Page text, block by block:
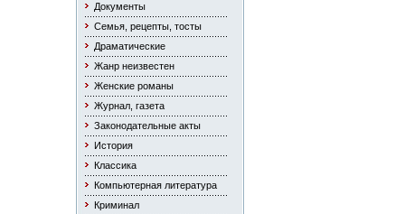
Документы
Семья, рецепты, тосты
Драматические
Жанр неизвестен
Женские романы
Журнал, газета
Законодательные акты
История
Классика
Компьютерная литература
Криминал